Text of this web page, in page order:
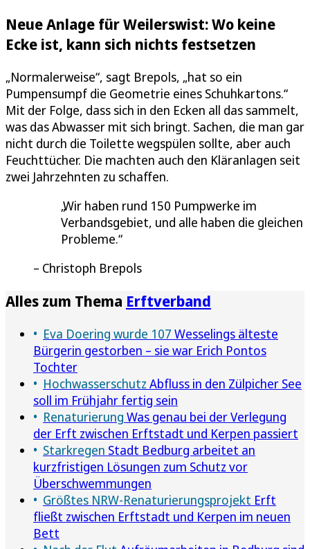
Neue Anlage für Weilerswist: Wo keine
Ecke ist, kann sich nichts festsetzen
„Normalerweise“, sagt Brepols, „hat so ein
Pumpensumpf die Geometrie eines Schuhkartons.“
Mit der Folge, dass sich in den Ecken all das sammelt,
was das Abwasser mit sich bringt. Sachen, die man gar
nicht durch die Toilette wegspülen sollte, aber auch
Feuchttücher. Die machten auch den Kläranlagen seit
zwei Jahrzehnten zu schaffen.
Wir haben rund 150 Pumpwerke im
Verbandsgebiet, und alle haben die gleichen
Probleme.
Christoph Brepols
Alles zum Thema Erftverband
Eva Doering wurde 107 Wesselings älteste
Bürgerin gestorben – sie war Erich Pontos
Tochter
Hochwasserschutz Abfluss in den Zülpicher See
soll im Frühjahr fertig sein
Renaturierung Was genau bei der Verlegung
der Erft zwischen Erftstadt und Kerpen passiert
Starkregen Stadt Bedburg arbeitet an
kurzfristigen Lösungen zum Schutz vor
Überschwemmungen
Größtes NRW-Renaturierungsprojekt Erft
fließt zwischen Erftstadt und Kerpen im neuen
Bett